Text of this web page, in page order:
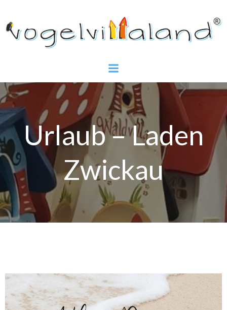
Inhalt
springen
Urlaub – Laden
Zwickau